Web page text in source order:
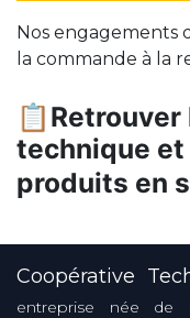
Nos engagements
la commande à la
technique et
produits en
Coopérative
entreprise née de